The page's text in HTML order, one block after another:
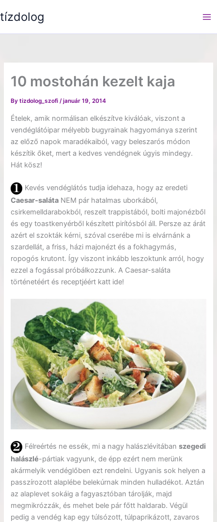
to
tízdolog
10 mostohán kezelt kaja
Bytizdolog_szofi/január 19, 2014
Ételek, amik normálisan elkészítve kiválóak, viszont a
vendéglátóipar mélyebb bugyrainak hagyománya szerint
az előző napok maradékaiból, vagy beleszarós módon
készítik őket, mert a kedves vendégnek úgyis mindegy.
Hát kösz!
Kevés vendéglátós tudja idehaza, hogy az eredeti
Caesar-saláta NEM pár hatalmas uborkából,
csirkemelldarabokból, reszelt trappistából, bolti majonézből
és egy toastkenyérből készített pirítósból áll. Persze az árát
azért el szokták kérni, szóval cserébe mi is elvárnánk a
szardellát, a friss, házi majonézt és a fokhagymás,
ropogós krutont. Így viszont inkább leszoktunk arról, hogy
ezzel a fogással próbálkozzunk. A Caesar-saláta
történetéért és receptjéért katt ide!
Félreértés ne essék, mi a nagy halászlévitábanszegedi
halászlé-pártiak vagyunk, de épp ezért nem merünk
akármelyik vendéglőben ezt rendelni. Ugyanis sok helyen a
passzírozott alaplébe belekúrnak minden hulladékot. Aztán
az alaplevet sokáig a fagyasztóban tárolják, majd
megmikrózzák, és mehet bele pár főtt haldarab. Végül
pedig a vendég kap egy túlsózott, túlpaprikázott, zavaros